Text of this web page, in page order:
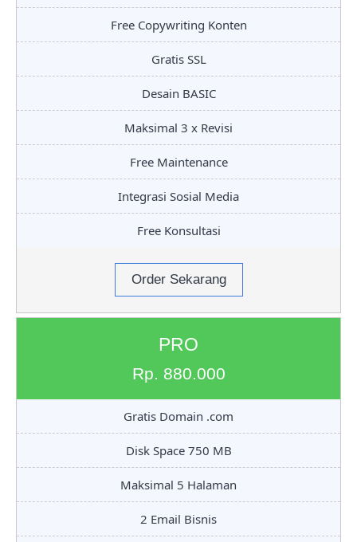
Free Copywriting Konten
Gratis SSL
Desain BASIC
Maksimal 3 x Revisi
Free Maintenance
Integrasi Sosial Media
Free Konsultasi
Order Sekarang
PRO
Rp. 880.000
Gratis Domain .com
Disk Space 750 MB
Maksimal 5 Halaman
2 Email Bisnis